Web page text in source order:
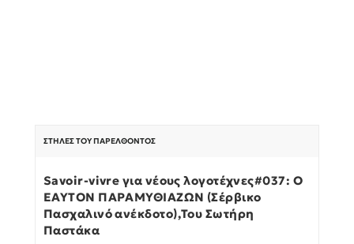
ΣΤΉΛΕΣ ΤΟΥ ΠΑΡΕΛΘΌΝΤΟΣ
Savoir-vivre για νέους λογοτέχνες#037: Ο
ΕΑΥΤΟΝ ΠΑΡΑΜΥΘΙΑΖΩΝ (Σέρβικο
Πασχαλινό ανέκδοτο),Του Σωτήρη
Παστάκα